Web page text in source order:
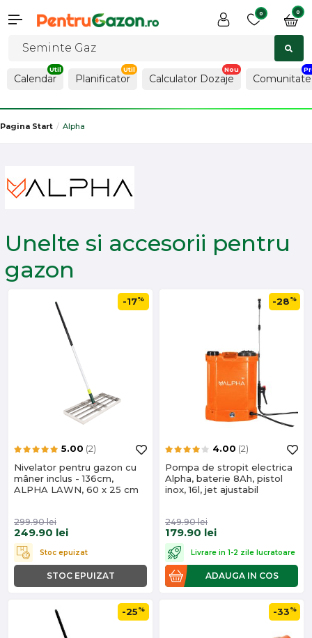
0 0
Calendar Planificator Calculator Dozaje Comunitate
Pagina Start Alpha
Unelte si accesorii pentru
gazon
-17%
5.00 (2)
Nivelator pentru gazon cu
mâner inclus - 136cm,
ALPHA LAWN, 60 x 25 cm
249.90 lei
299.90 lei
Stoc epuizat
STOC EPUIZAT
-28%
4.00 (2)
Pompa de stropit electrica
Alpha, baterie 8Ah, pistol
inox, 16l, jet ajustabil
179.90 lei
249.90 lei
Livrare in 1-2 zile lucratoare
ADAUGA IN COS
-25% -33%